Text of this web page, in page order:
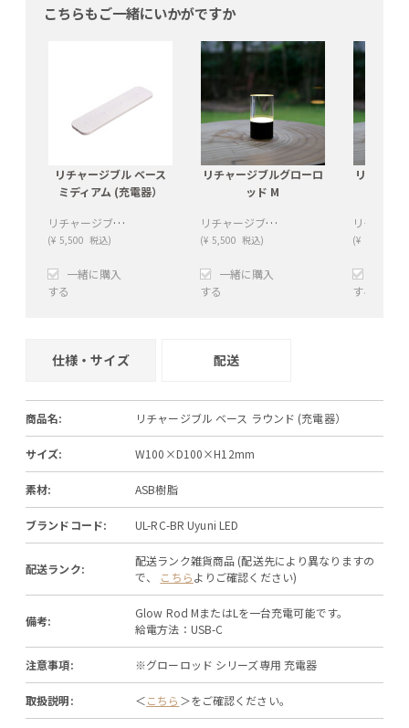
こちらもご一緒にいかがですか
リチャージブル ベース
ミディアム (充電器）
リチャージブル ベース ミディアム (充電器）
(¥ 5,500 税込)
一緒に購入
する
リチャージブルグローロ
ッド M
リチャージブルグローロッド M （テーブルランプ）
(¥ 5,500 税込)
一緒に購入
する
リチャー
(¥
する
仕様・サイズ 配送
商品名: リチャージブル ベース ラウンド (充電器）
サイズ: W100×D100×H12mm
素材: ASB樹脂
ブランドコード: UL-RC-BR Uyuni LED
配送ランク:
配送ランク雑貨商品 (配送先により異なりますの
で、 こちらよりご確認ください)
備考:
Glow Rod MまたはLを一台充電可能です。
給電方法：USB-C
注意事項: ※グローロッド シリーズ専用 充電器
取扱説明: ＜こちら ＞をご確認ください。